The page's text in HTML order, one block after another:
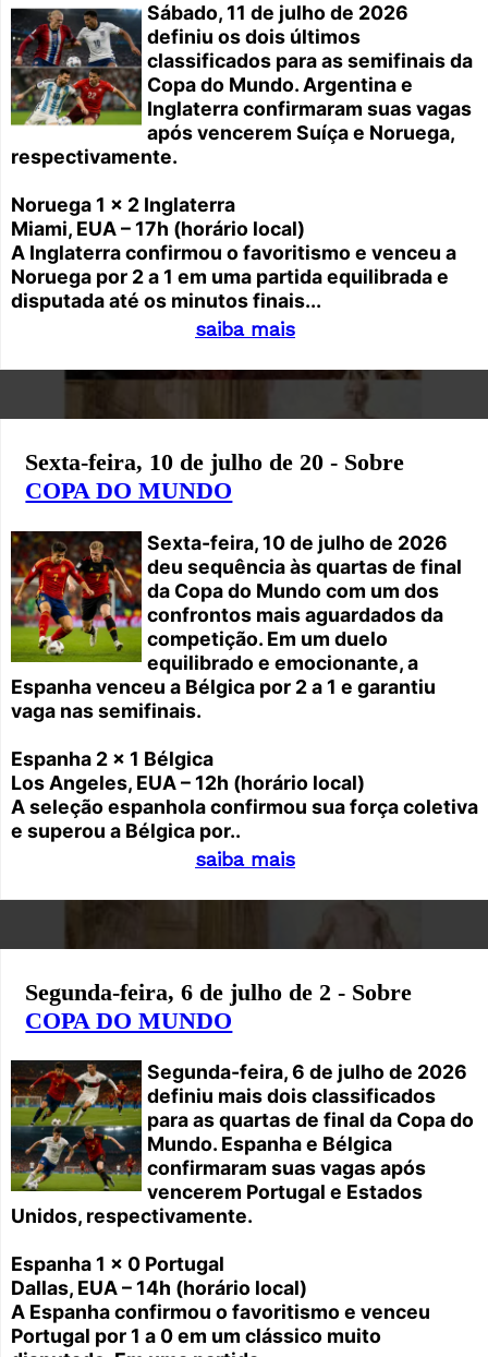
Sábado, 11 de julho de 2026
definiu os dois últimos
classificados para as semifinais da
Copa do Mundo. Argentina e
Inglaterra confirmaram suas vagas
após vencerem Suíça e Noruega,
respectivamente.
Noruega 1 x 2 Inglaterra
Miami, EUA – 17h (horário local)
A Inglaterra confirmou o favoritismo e venceu a
Noruega por 2 a 1 em uma partida equilibrada e
disputada até os minutos finais...
saiba mais
Sexta-feira, 10 de julho de 20 - Sobre
COPA DO MUNDO
Sexta-feira, 10 de julho de 2026
deu sequência às quartas de final
da Copa do Mundo com um dos
confrontos mais aguardados da
competição. Em um duelo
equilibrado e emocionante, a
Espanha venceu a Bélgica por 2 a 1 e garantiu
vaga nas semifinais.
Espanha 2 x 1 Bélgica
Los Angeles, EUA – 12h (horário local)
A seleção espanhola confirmou sua força coletiva
e superou a Bélgica por..
saiba mais
Segunda-feira, 6 de julho de 2 - Sobre
COPA DO MUNDO
Segunda-feira, 6 de julho de 2026
definiu mais dois classificados
para as quartas de final da Copa do
Mundo. Espanha e Bélgica
confirmaram suas vagas após
vencerem Portugal e Estados
Unidos, respectivamente.
Espanha 1 x 0 Portugal
Dallas, EUA – 14h (horário local)
A Espanha confirmou o favoritismo e venceu
Portugal por 1 a 0 em um clássico muito